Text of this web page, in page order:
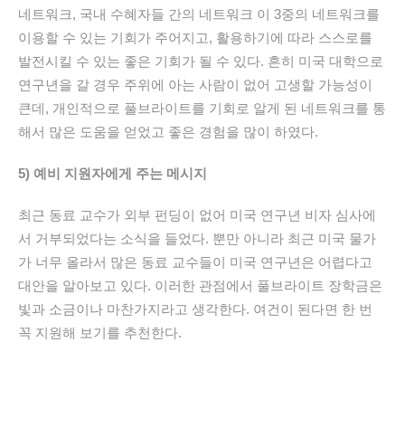
네트워크, 국내 수혜자들 간의 네트워크 이 3중의 네트워크를
이용할 수 있는 기회가 주어지고, 활용하기에 따라 스스로를
발전시킬 수 있는 좋은 기회가 될 수 있다. 흔히 미국 대학으로
연구년을 갈 경우 주위에 아는 사람이 없어 고생할 가능성이
큰데, 개인적으로 풀브라이트를 기회로 알게 된 네트워크를 통
해서 많은 도움을 얻었고 좋은 경험을 많이 하였다.
5) 예비 지원자에게 주는 메시지
최근 동료 교수가 외부 펀딩이 없어 미국 연구년 비자 심사에
서 거부되었다는 소식을 들었다. 뿐만 아니라 최근 미국 물가
가 너무 올라서 많은 동료 교수들이 미국 연구년은 어렵다고
대안을 알아보고 있다. 이러한 관점에서 풀브라이트 장학금은
빛과 소금이나 마찬가지라고 생각한다. 여건이 된다면 한 번
꼭 지원해 보기를 추천한다.